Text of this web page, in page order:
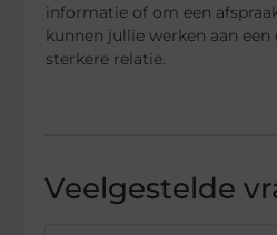
informatie of om een
kunnen jullie werken aan
sterkere relatie.
Veelgestelde